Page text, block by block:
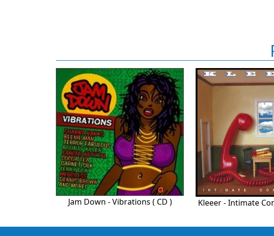
Jam Down - Vibrations ( CD ) Kleeer - Intimate